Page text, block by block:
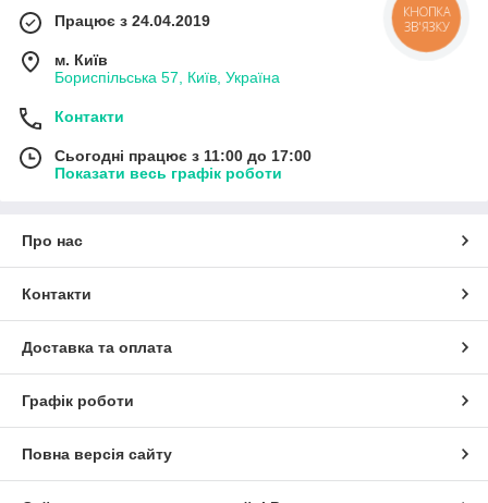
Працює з 24.04.2019
м. Київ
Бориспільська 57, Київ, Україна
Контакти
Сьогодні працює з 11:00 до 17:00
Показати весь графік роботи
Про нас
Контакти
Доставка та оплата
Графік роботи
Повна версія сайту
КНОПКА
ЗВ'ЯЗКУ